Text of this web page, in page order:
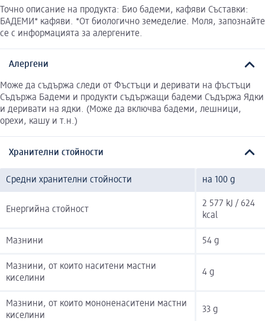
Точно описание на продукта: Био бадеми, кафяви Съставки:
БАДЕМИ* кафяви. *От биологично земеделие. Моля, запознайте
се с информацията за алергените.
Алергени
Може да съдържа следи от Фъстъци и деривати на фъстъци
Съдържа Бадеми и продукти съдържащи бадеми Съдържа Ядки
и деривати на ядки. (Може да включва бадеми, лешници,
орехи, кашу и т.н.)
Хранителни стойности
Средни хранителни стойности на 100 g
Енергийна стойност
2 577 kJ / 624
kcal
Мазнини 54 g
Мазнини, от които наситени мастни
киселини
4 g
Мазнини, от които мононенаситени мастни
киселини
33 g